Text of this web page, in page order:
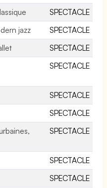
SPECTACLE
jazz
SPECTACLE
SPECTACLE
SPECTACLE
SPECTACLE
SPECTACLE
SPECTACLE
SPECTACLE
SPECTACLE